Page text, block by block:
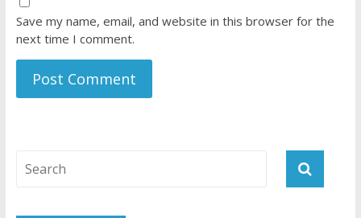
Save my name, email, and website in this browser for the
next time I comment.